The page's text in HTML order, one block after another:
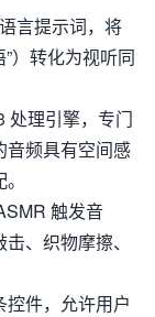
言提示词，将
）转化为视听同
处理引擎，专门
音频具有空间感
触发音
、织物摩擦、
控件，允许用户